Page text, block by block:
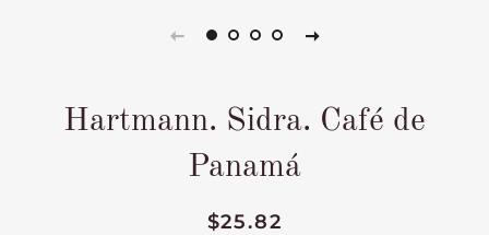
Hartmann. Sidra. Café de
Panamá
Precio
Precio
$25.82